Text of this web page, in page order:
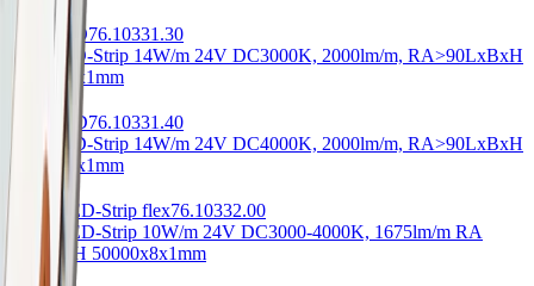
Orio-LED76.10331.30
Orio LED-Strip 14W/m 24V DC3000K, 2000lm/m, RA>90LxBxH
50000x8x1mm
Orio-LED76.10331.40
Orio LED-Strip 14W/m 24V DC4000K, 2000lm/m, RA>90LxBxH
50000x8x1mm
Duo8 LED-Strip flex76.10332.00
Duo8 LED-Strip 10W/m 24V DC3000-4000K, 1675lm/m RA
LxBxH 50000x8x1mm